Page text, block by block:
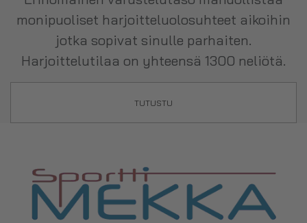
monipuoliset harjoitteluolosuhteet aikoihin
jotka sopivat sinulle parhaiten.
Harjoittelutilaa on yhteensä 1300 neliötä.
TUTUSTU